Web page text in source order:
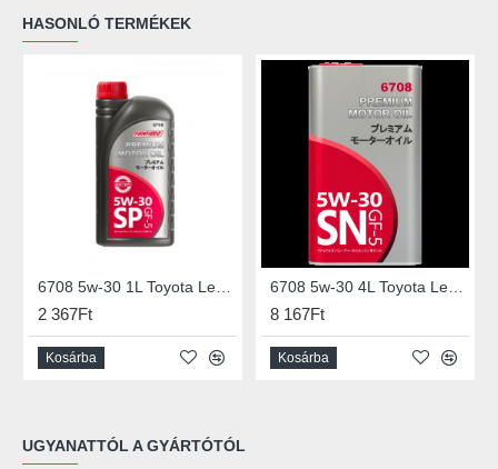
HASONLÓ TERMÉKEK
2 367Ft
Kosárba
8 167Ft
Kosárba
UGYANATTÓL A GYÁRTÓTÓL